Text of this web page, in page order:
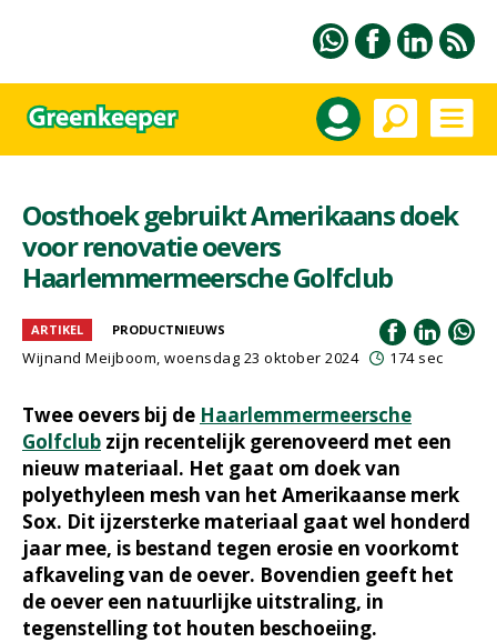
Oosthoek gebruikt Amerikaans doek
voor renovatie oevers
Haarlemmermeersche Golfclub
ARTIKEL PRODUCTNIEUWS
Wijnand Meijboom, woensdag 23 oktober 2024 174 sec
Twee oevers bij de Haarlemmermeersche
Golfclub zijn recentelijk gerenoveerd met een
nieuw materiaal. Het gaat om doek van
polyethyleen mesh van het Amerikaanse merk
Sox. Dit ijzersterke materiaal gaat wel honderd
jaar mee, is bestand tegen erosie en voorkomt
afkaveling van de oever. Bovendien geeft het
de oever een natuurlijke uitstraling, in
tegenstelling tot houten beschoeiing.